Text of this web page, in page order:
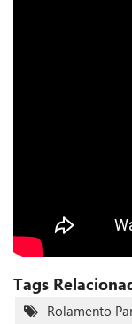
Tags
Rolamento